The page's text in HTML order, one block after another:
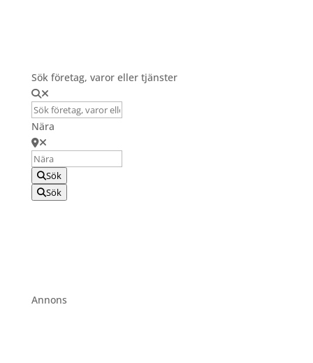
Sök företag, varor eller tjänster
Nära
Sök
Sök
Annons